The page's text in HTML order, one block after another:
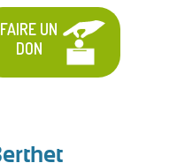
FAIRE UN
DON